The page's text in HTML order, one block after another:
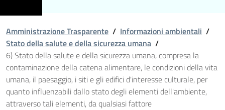
Amministrazione Trasparente / Informazioni ambientali /
Stato della salute e della sicurezza umana /
6) Stato della salute e della sicurezza umana, compresa la
contaminazione della catena alimentare, le condizioni della vita
umana, il paesaggio, i siti e gli edifici d'interesse culturale, per
quanto influenzabili dallo stato degli elementi dell'ambiente,
attraverso tali elementi, da qualsiasi fattore